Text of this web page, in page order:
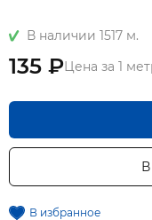
В наличии 1517 м.
135 ₽Цена за 1
В избранное